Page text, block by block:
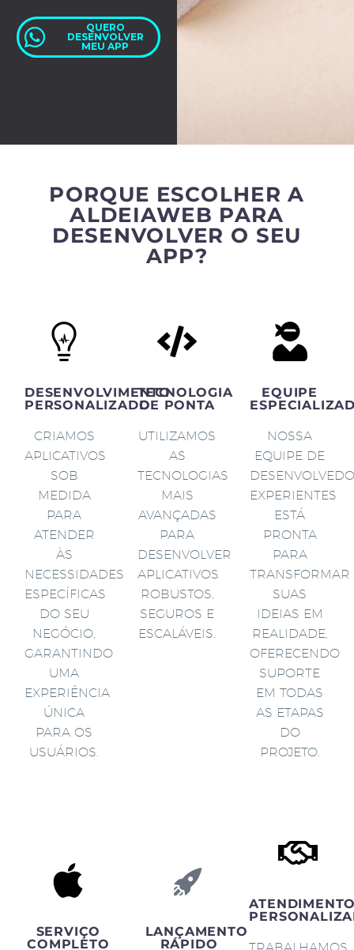
QUERO
DESENVOLVER
MEU APP
PORQUE ESCOLHER A
ALDEIAWEB PARA
DESENVOLVER O SEU
APP?
DESENVOLVIMENTO
PERSONALIZADO
CRIAMOS
APLICATIVOS
SOB
MEDIDA
PARA
ATENDER
ÀS
NECESSIDADES
ESPECÍFICAS
DO SEU
NEGÓCIO,
GARANTINDO
UMA
EXPERIÊNCIA
ÚNICA
PARA OS
USUÁRIOS.
TECNOLOGIA
DE PONTA
UTILIZAMOS
AS
TECNOLOGIAS
MAIS
AVANÇADAS
PARA
DESENVOLVER
APLICATIVOS
ROBUSTOS,
SEGUROS E
ESCALÁVEIS.
EQUIPE
NOSSA
EQUIPE DE
EXPERIENTES
ESTÁ
PRONTA
PARA
TRANSFORMAR
SUAS
IDEIAS EM
REALIDADE,
OFERECENDO
SUPORTE
EM TODAS
AS ETAPAS
DO
PROJETO.
SERVIÇO
COMPLETO
LANÇAMENTO
RÁPIDO